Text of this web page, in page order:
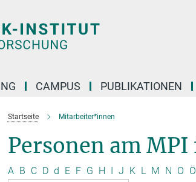
CAMPUS PUBLIKATIONEN
Startseite Mitarbeiter*innen
Personen am
A B C D d E F G H I J K L M N O Ö